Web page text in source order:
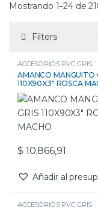
Mostrando 1–24 de
Filters
ACCESORIOS PVC GRIS
AMANCO MANGUITO
110X90X3″ ROSCA
$ 10.866,91
Añadir al
ACCESORIOS PVC GRIS